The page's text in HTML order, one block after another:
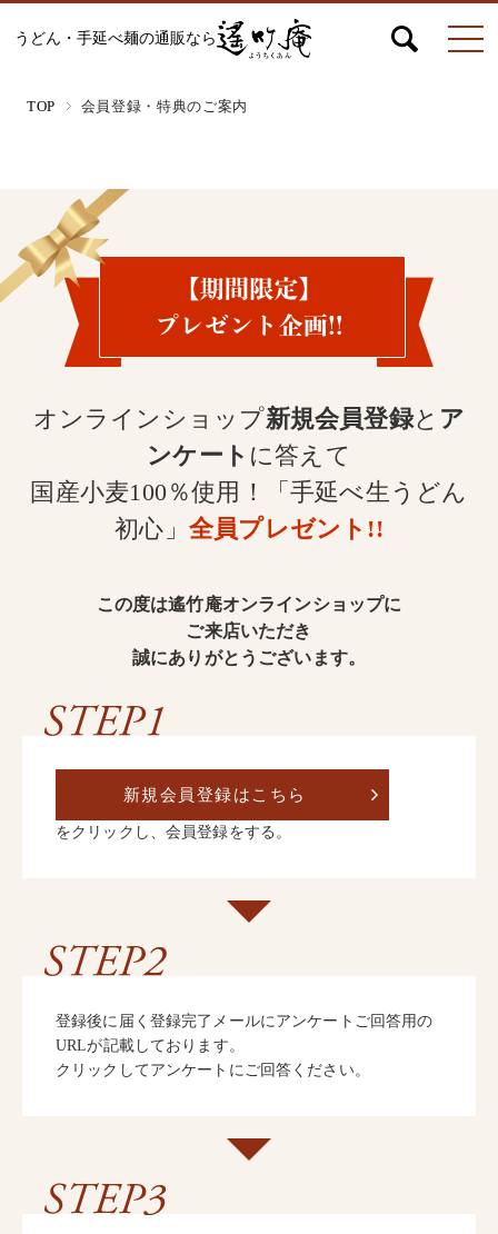
うどん・手延べ麺の通販なら
うどん
ひやむぎ
つゆ・おすすめ他
冷凍
TOP 会員登録・特典のご案内
オンラインショップ新規会員登録と ア
ンケート に答えて
国産小麦100％使用！「手延べ生うどん
初心」 全員プレゼント!!
この度は遙竹庵オンラインショップに
ご来店いただき
誠にありがとうございます。
新規会員登録はこちら
をクリックし、会員登録をする。
登録後に届く登録完了メールにアンケートご回答用の
URLが記載しております。
クリックしてアンケートにご回答ください。